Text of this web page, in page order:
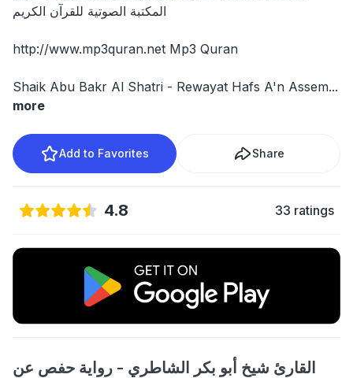
المكتبة الصوتية للقرآن الكريم
http://www.mp3quran.net Mp3 Quran
Shaik Abu Bakr Al Shatri - Rewayat Hafs A'n Assem...
more
Add to Favorites Share
4.8 33 ratings
القارئ شيخ أبو بكر الشاطري - رواية حفص عن